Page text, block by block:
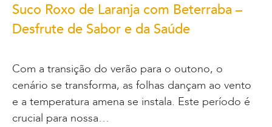
Suco Roxo de Laranja com Beterraba –
Desfrute de Sabor e da Saúde
Com a transição do verão para o outono, o
cenário se transforma, as folhas dançam ao vento
e a temperatura amena se instala. Este período é
crucial para nossa…